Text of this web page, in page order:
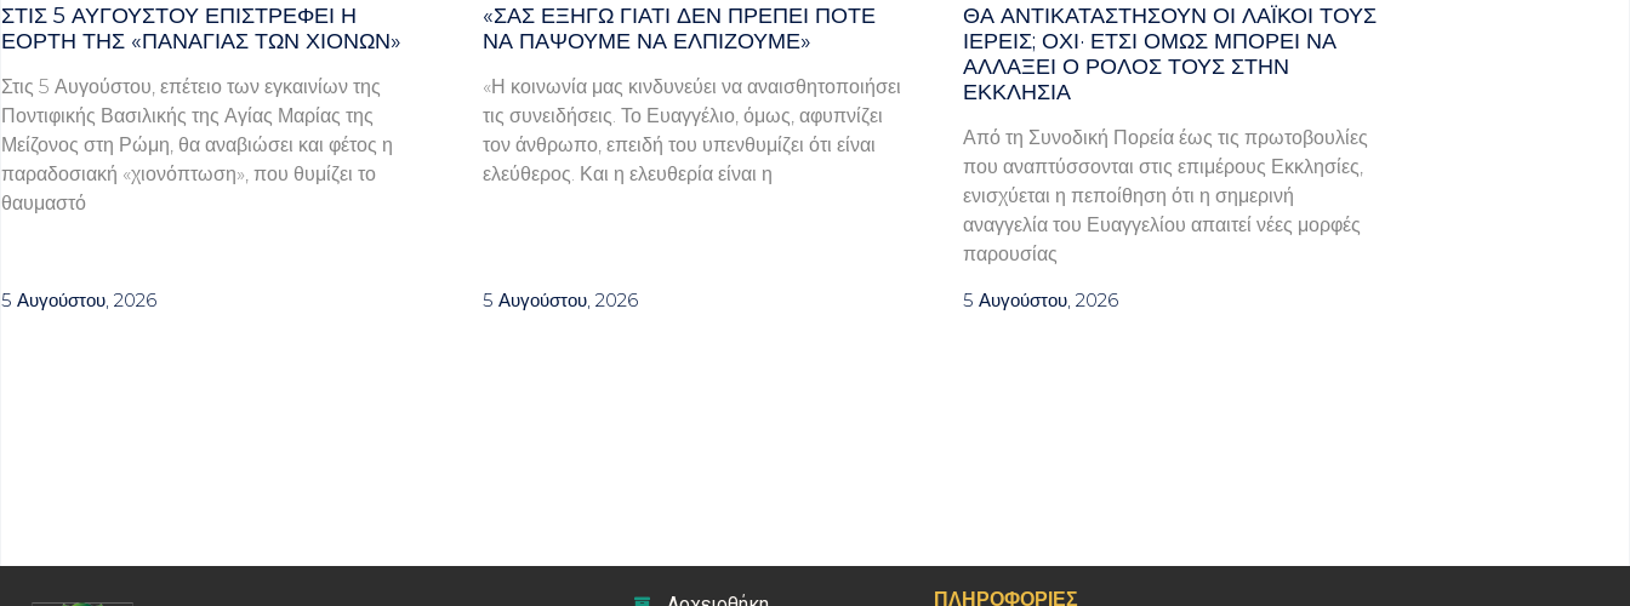
ΣΤΙΣ 5 ΑΥΓΟΎΣΤΟΥ ΕΠΙΣΤΡΈΦΕΙ Η
ΕΟΡΤΉ ΤΗΣ «ΠΑΝΑΓΊΑΣ ΤΩΝ ΧΙΌΝΩΝ»
Στις 5 Αυγούστου, επέτειο των εγκαινίων της
Ποντιφικής Βασιλικής της Αγίας Μαρίας της
Μείζονος στη Ρώμη, θα αναβιώσει και φέτος η
παραδοσιακή «χιονόπτωση», που θυμίζει το
θαυμαστό
5 Αυγούστου, 2026
«ΣΑΣ ΕΞΗΓΏ ΓΙΑΤΊ ΔΕΝ ΠΡΈΠΕΙ ΠΟΤΈ
ΝΑ ΠΆΨΟΥΜΕ ΝΑ ΕΛΠΊΖΟΥΜΕ»
«Η κοινωνία μας κινδυνεύει να αναισθητοποιήσει
τις συνειδήσεις. Το Ευαγγέλιο, όμως, αφυπνίζει
τον άνθρωπο, επειδή του υπενθυμίζει ότι είναι
ελεύθερος. Και η ελευθερία είναι η
5 Αυγούστου, 2026
ΘΑ ΑΝΤΙΚΑΤΑΣΤΉΣΟΥΝ ΟΙ ΛΑΪΚΟΊ ΤΟΥΣ
ΙΕΡΕΊΣ; ΌΧΙ· ΈΤΣΙ ΌΜΩΣ ΜΠΟΡΕΊ ΝΑ
ΑΛΛΆΞΕΙ Ο ΡΌΛΟΣ ΤΟΥΣ ΣΤΗΝ
ΕΚΚΛΗΣΊΑ
Από τη Συνοδική Πορεία έως τις πρωτοβουλίες
που αναπτύσσονται στις επιμέρους Εκκλησίες,
ενισχύεται η πεποίθηση ότι η σημερινή
αναγγελία του Ευαγγελίου απαιτεί νέες μορφές
παρουσίας
5 Αυγούστου, 2026
ΠΛΗΡΟΦΟΡΊΕΣ